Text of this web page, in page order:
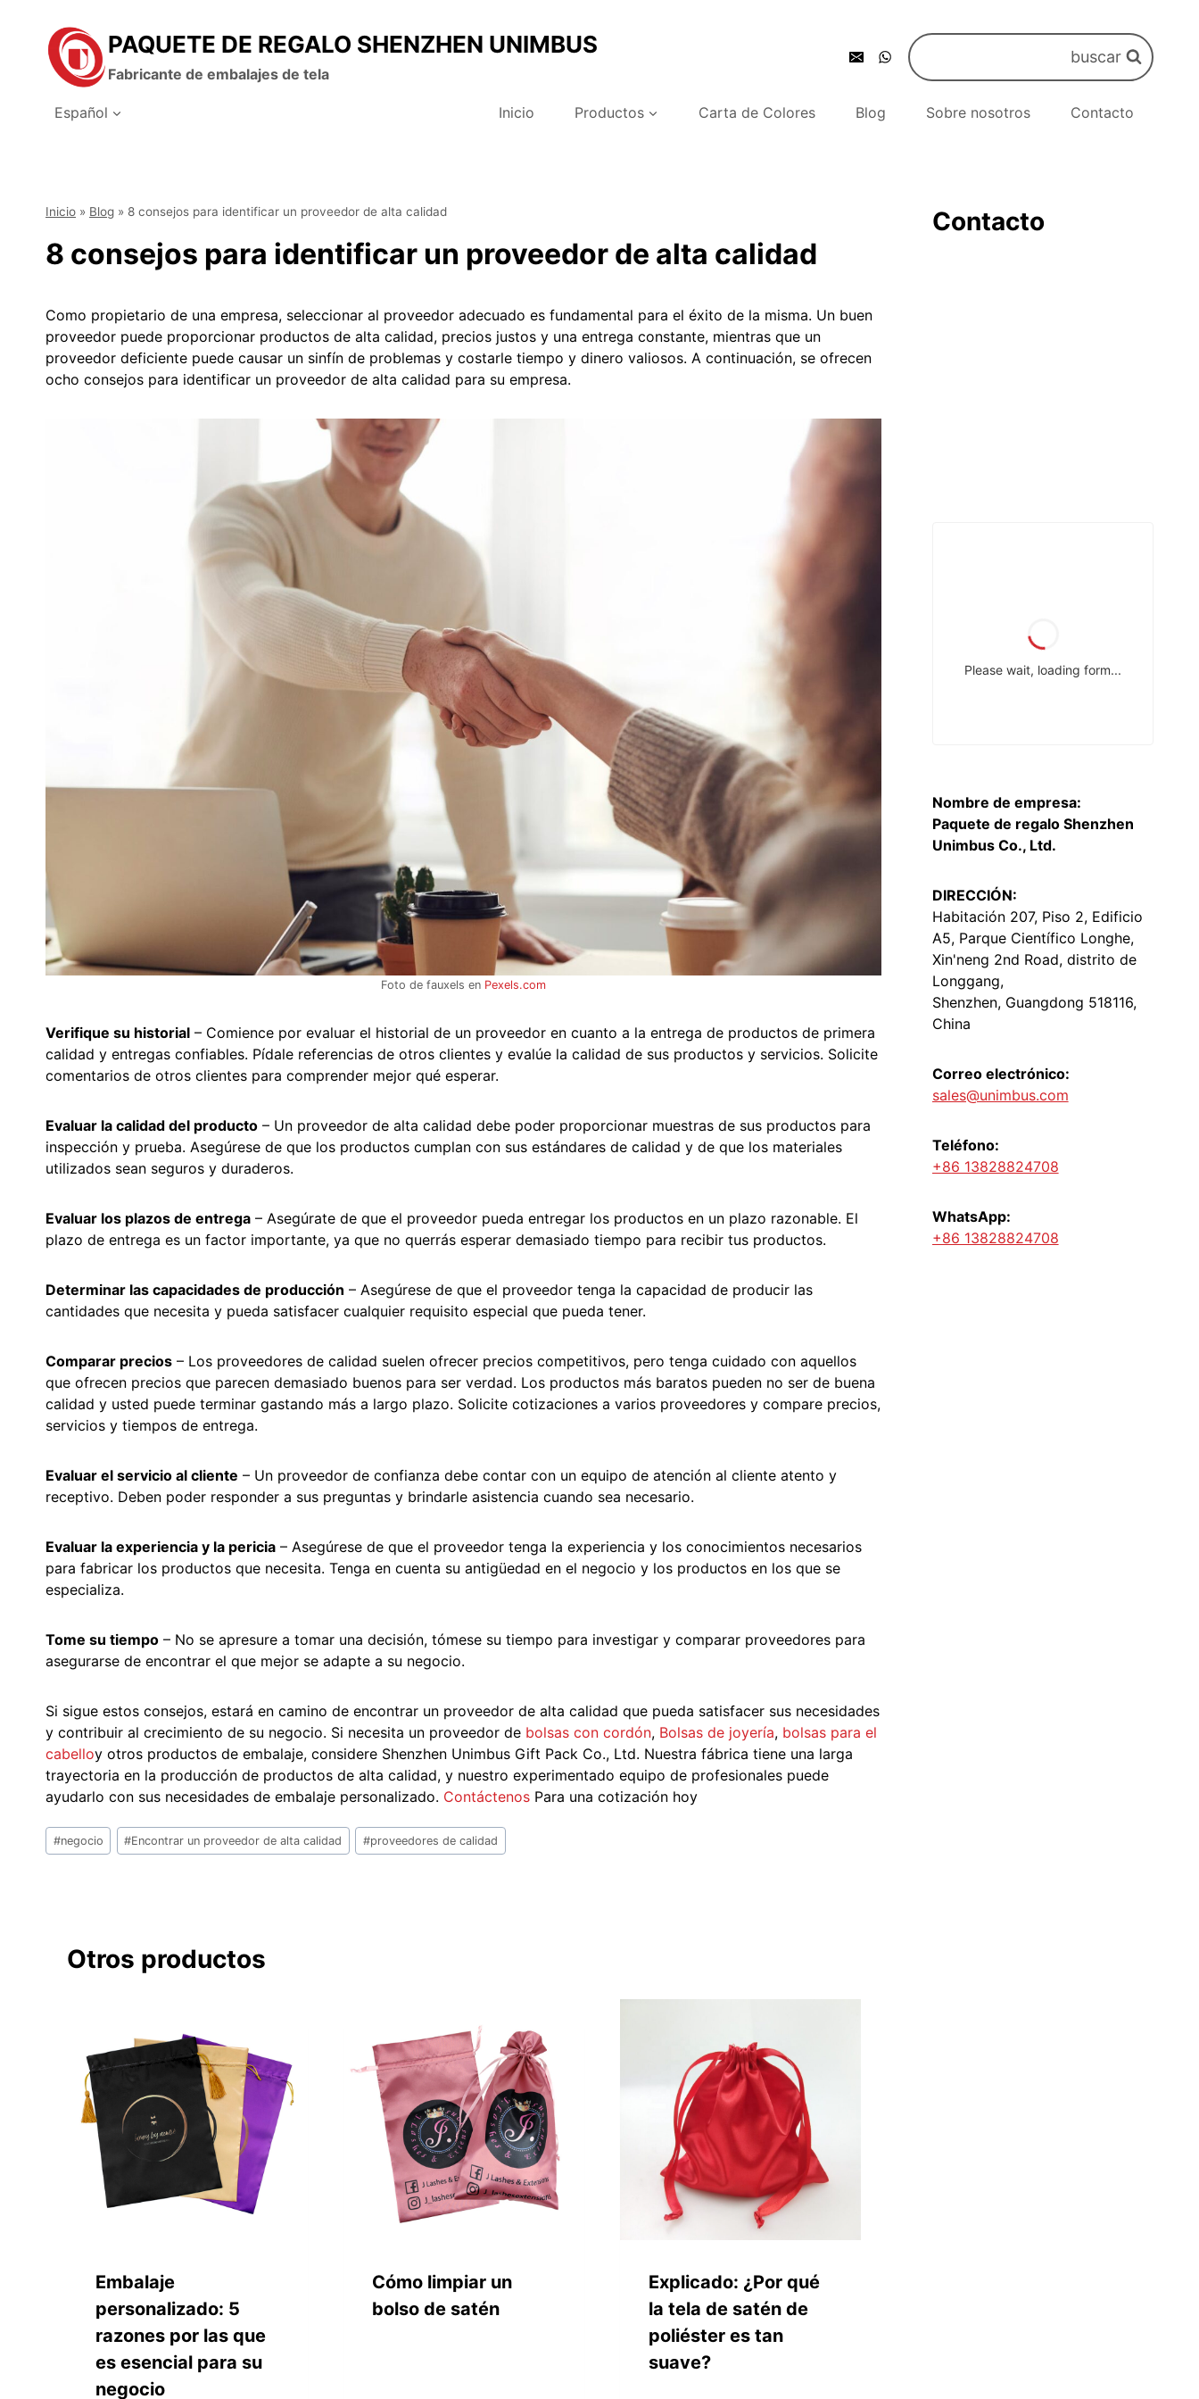
contenido
PAQUETE DE REGALO SHENZHEN UNIMBUS
Fabricante de embalajes de tela
buscar
Español Inicio Productos Carta de Colores Blog Sobre nosotros Contacto
Inicio » Blog » 8 consejos para identificar un proveedor de alta calidad
8 consejos para identificar un proveedor de alta calidad
Como propietario de una empresa, seleccionar al proveedor adecuado es fundamental para el éxito de la misma. Un buen
proveedor puede proporcionar productos de alta calidad, precios justos y una entrega constante, mientras que un
proveedor deficiente puede causar un sinfín de problemas y costarle tiempo y dinero valiosos. A continuación, se ofrecen
ocho consejos para identificar un proveedor de alta calidad para su empresa.
Foto de fauxels en Pexels.com
Verifique su historial – Comience por evaluar el historial de un proveedor en cuanto a la entrega de productos de primera
calidad y entregas confiables. Pídale referencias de otros clientes y evalúe la calidad de sus productos y servicios. Solicite
comentarios de otros clientes para comprender mejor qué esperar.
Evaluar la calidad del producto – Un proveedor de alta calidad debe poder proporcionar muestras de sus productos para
inspección y prueba. Asegúrese de que los productos cumplan con sus estándares de calidad y de que los materiales
utilizados sean seguros y duraderos.
Evaluar los plazos de entrega – Asegúrate de que el proveedor pueda entregar los productos en un plazo razonable. El
plazo de entrega es un factor importante, ya que no querrás esperar demasiado tiempo para recibir tus productos.
Determinar las capacidades de producción – Asegúrese de que el proveedor tenga la capacidad de producir las
cantidades que necesita y pueda satisfacer cualquier requisito especial que pueda tener.
Comparar precios – Los proveedores de calidad suelen ofrecer precios competitivos, pero tenga cuidado con aquellos
que ofrecen precios que parecen demasiado buenos para ser verdad. Los productos más baratos pueden no ser de buena
calidad y usted puede terminar gastando más a largo plazo. Solicite cotizaciones a varios proveedores y compare precios,
servicios y tiempos de entrega.
Evaluar el servicio al cliente – Un proveedor de confianza debe contar con un equipo de atención al cliente atento y
receptivo. Deben poder responder a sus preguntas y brindarle asistencia cuando sea necesario.
Evaluar la experiencia y la pericia – Asegúrese de que el proveedor tenga la experiencia y los conocimientos necesarios
para fabricar los productos que necesita. Tenga en cuenta su antigüedad en el negocio y los productos en los que se
especializa.
Tome su tiempo – No se apresure a tomar una decisión, tómese su tiempo para investigar y comparar proveedores para
asegurarse de encontrar el que mejor se adapte a su negocio.
Si sigue estos consejos, estará en camino de encontrar un proveedor de alta calidad que pueda satisfacer sus necesidades
y contribuir al crecimiento de su negocio. Si necesita un proveedor de bolsas con cordón, Bolsas de joyería, bolsas para el
cabelloy otros productos de embalaje, considere Shenzhen Unimbus Gift Pack Co., Ltd. Nuestra fábrica tiene una larga
trayectoria en la producción de productos de alta calidad, y nuestro experimentado equipo de profesionales puede
ayudarlo con sus necesidades de embalaje personalizado. Contáctenos Para una cotización hoy
Etiquetas
de
#negocio #Encontrar un proveedor de alta calidad #proveedores de calidad
Otros productos
Embalaje
personalizado: 5
razones por las que
es esencial para su
negocio
Cómo limpiar un
bolso de satén
Explicado: ¿Por qué
la tela de satén de
poliéster es tan
suave?
Contacto
Nombre de empresa:
Paquete de regalo Shenzhen
Unimbus Co., Ltd.
DIRECCIÓN:
Habitación 207, Piso 2, Edificio
A5, Parque Científico Longhe,
Xin'neng 2nd Road, distrito de
Longgang,
Shenzhen, Guangdong 518116,
China
Correo electrónico:
sales@unimbus.com
Teléfono:
+86 13828824708
WhatsApp:
+86 13828824708